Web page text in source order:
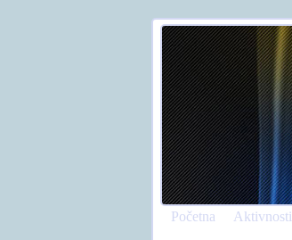
Početna Aktivnosti